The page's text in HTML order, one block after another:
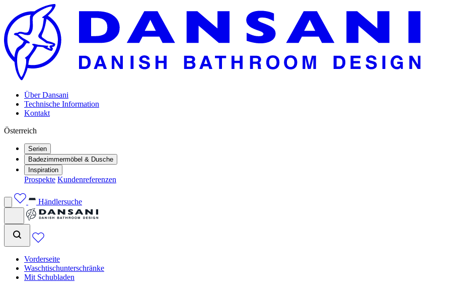
Über Dansani
Technische Information
Kontakt
Österreich
Serien
Badezimmermöbel & Dusche
Inspiration
Prospekte Kundenreferenzen
Händlersuche
Vorderseite
Waschtischunterschränke
Mit Schubladen